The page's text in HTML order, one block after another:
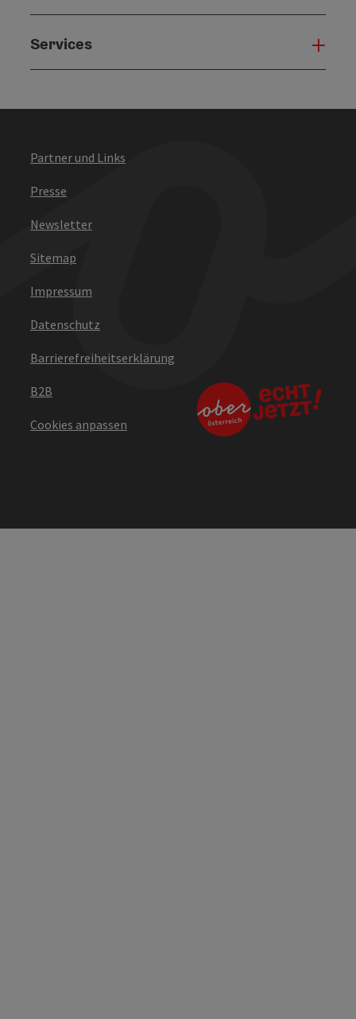
Services
Partner und Links
Presse
Newsletter
Sitemap
Impressum
Datenschutz
Barrierefreiheitserklärung
B2B
Cookies anpassen